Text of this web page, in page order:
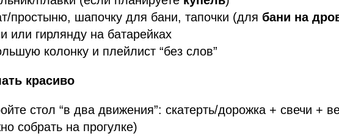
простыню, шапочку для бани, тапочки (для бани на
или гирлянду на батарейках
колонку и плейлист “без слов”
красиво
стол “в два движения”: скатерть/дорожка + свечи +
собрать на прогулке)